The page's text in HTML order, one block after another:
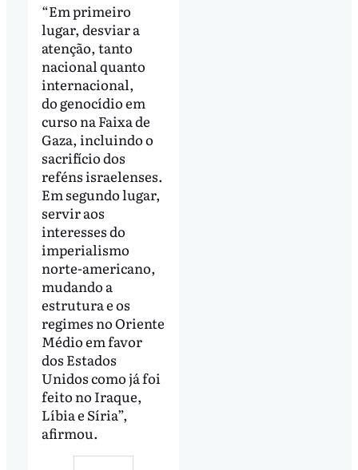
“Em primeiro
lugar, desviar a
atenção, tanto
nacional quanto
internacional,
do genocídio em
curso na Faixa de
Gaza, incluindo o
sacrifício dos
reféns israelenses.
Em segundo lugar,
servir aos
interesses do
imperialismo
norte-americano,
mudando a
estrutura e os
regimes no Oriente
Médio em favor
dos Estados
Unidos como já foi
feito no Iraque,
Líbia e Síria”,
afirmou.